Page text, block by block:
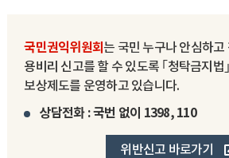
국민권익위원회는 국민 누구나 안심하고
용비리 신고를 할 수 있도록 ｢청탁금지법
보상제도를 운영하고 있습니다.
상담전화 : 국번 없이 1398, 110
위반신고 바로가기